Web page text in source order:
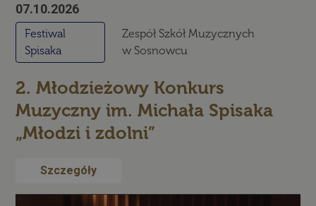
07.10.2026
Festiwal
Spisaka
Zespół Szkół Muzycznych
w Sosnowcu
2. Młodzieżowy Konkurs
Muzyczny im. Michała Spisaka
„Młodzi i zdolni”
Szczegóły